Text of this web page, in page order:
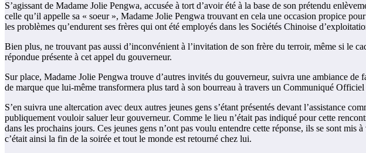
S’agissant de Madame Jolie Pengwa, accusée à tort d’avoir été à la base de son prétendu
celle qu’il appelle sa « soeur », Madame Jolie Pengwa trouvant en cela une occasion propice
les problèmes qu’endurent ses frères qui ont été employés dans les Sociétés Chinoise
Bien plus, ne trouvant pas aussi d’inconvénient à l’invitation de son frère du terroir, même si le
répondue présente à cet appel du gouverneur.
Sur place, Madame Jolie Pengwa trouve d’autres invités du gouverneur, suivra une ambiance
de marque que lui-même transformera plus tard à son bourreau à travers un Communiqué
S’en suivra une altercation avec deux autres jeunes gens s’étant présentés devant l’assistance
publiquement vouloir saluer leur gouverneur. Comme le lieu n’était pas indiqué pour cette
dans les prochains jours. Ces jeunes gens n’ont pas voulu entendre cette réponse, ils se sont
c’était ainsi la fin de la soirée et tout le monde est retourné chez lui.